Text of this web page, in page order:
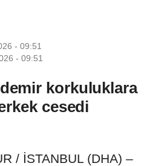
- 09:51
- 09:51
korkuluklara
cesedi
/ İSTANBUL (DHA) –